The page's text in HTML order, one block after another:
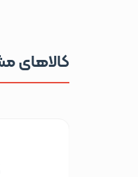
کالاهای